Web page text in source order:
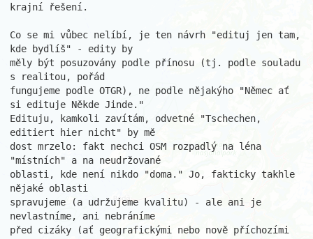
krajní řešení.
Co se mi vůbec nelíbí, je ten návrh "edituj jen tam,
kde bydlíš" - edity by
měly být posuzovány podle přínosu (tj. podle souladu
s realitou, pořád
fungujeme podle OTGR), ne podle nějakýho "Němec ať
si edituje Někde Jinde."
Edituju, kamkoli zavítám, odvetné "Tschechen,
editiert hier nicht" by mě
dost mrzelo: fakt nechci OSM rozpadlý na léna
"místních" a na neudržované
oblasti, kde není nikdo "doma." Jo, fakticky takhle
nějaké oblasti
spravujeme (a udržujeme kvalitu) - ale ani je
nevlastníme, ani nebráníme
před cizáky (ať geografickými nebo nově příchozími